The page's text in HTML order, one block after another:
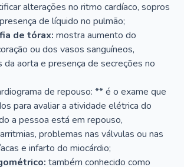
alterações no ritmo cardíaco, sopros
de líquido no pulmão;
de tórax: mostra aumento do
ou dos vasos sanguíneos,
aorta e presença de secreções no
de repouso: ** é o exame que
para avaliar a atividade elétrica do
a pessoa está em repouso,
problemas nas válvulas ou nas
e infarto do miocárdio;
também conhecido como